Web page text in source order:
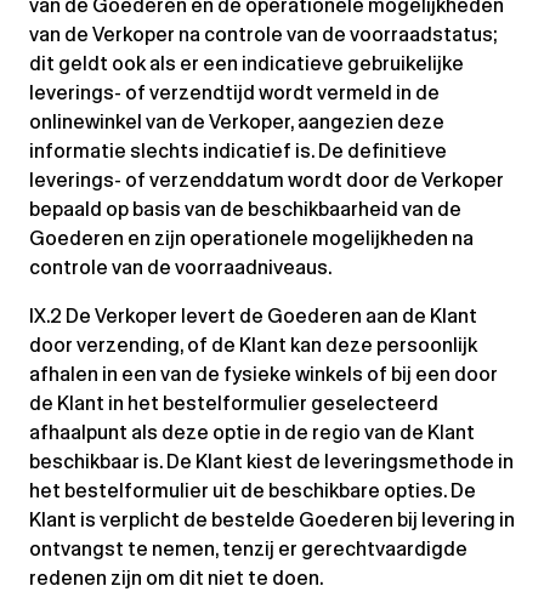
van de Goederen en de operationele mogelijkheden
van de Verkoper na controle van de voorraadstatus;
dit geldt ook als er een indicatieve gebruikelijke
leverings- of verzendtijd wordt vermeld in de
onlinewinkel van de Verkoper, aangezien deze
informatie slechts indicatief is. De definitieve
leverings- of verzenddatum wordt door de Verkoper
bepaald op basis van de beschikbaarheid van de
Goederen en zijn operationele mogelijkheden na
controle van de voorraadniveaus.
IX.2 De Verkoper levert de Goederen aan de Klant
door verzending, of de Klant kan deze persoonlijk
afhalen in een van de fysieke winkels of bij een door
de Klant in het bestelformulier geselecteerd
afhaalpunt als deze optie in de regio van de Klant
beschikbaar is. De Klant kiest de leveringsmethode in
het bestelformulier uit de beschikbare opties. De
Klant is verplicht de bestelde Goederen bij levering in
ontvangst te nemen, tenzij er gerechtvaardigde
redenen zijn om dit niet te doen.